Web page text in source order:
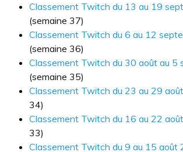
Classement Twitch du 13 au 19
(semaine 37)
Classement Twitch du 6 au 12
(semaine 36)
Classement Twitch du 30 août au 5
(semaine 35)
Classement Twitch du 23 au 29
34)
Classement Twitch du 16 au 22
33)
Classement Twitch du 9 au 15 août